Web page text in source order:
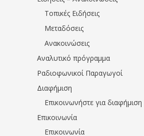
Τοπικές Ειδήσεις
Μεταδόσεις
Ανακοινώσεις
Αναλυτικό πρόγραμμα
Ραδιοφωνικοί Παραγωγοί
Διαφήμιση
Επικοινωνήστε για διαφήμιση
Επικοινωνία
Επικοινωνία